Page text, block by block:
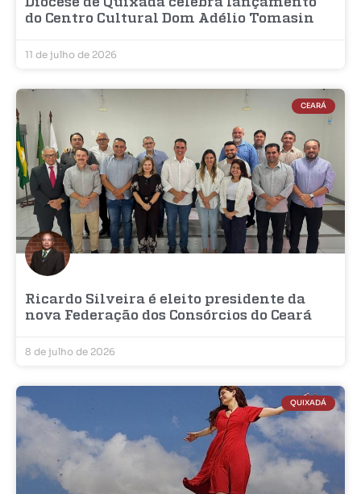
do Centro Cultural Dom Adélio Tomasin
11 de julho de 2026
CEARÁ
Ricardo Silveira é eleito presidente da
nova Federação dos Consórcios do Ceará
8 de julho de 2026
QUIXADÁ